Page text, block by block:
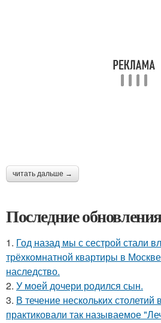
читать дальше →
Последние
1. Год назад мы с сестрой стали
трёхкомнатной квартиры в
наследство.
2. У моей дочери родился сын.
3. В течение нескольких
практиковали так называемое